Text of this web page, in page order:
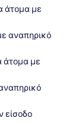
άτομα με
αναπηρικό
άτομα με
είσοδο